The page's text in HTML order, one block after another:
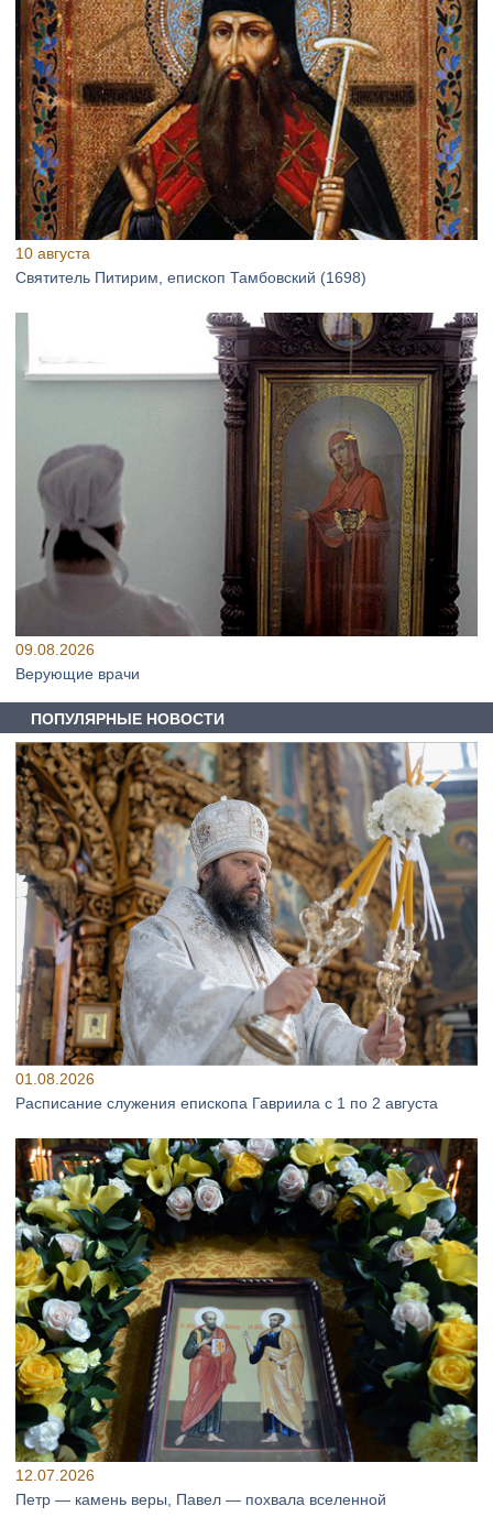
10 августа
Святитель Питирим, епископ Тамбовский (1698)
09.08.2026
Верующие врачи
ПОПУЛЯРНЫЕ НОВОСТИ
01.08.2026
Расписание служения епископа Гавриила с 1 по 2 августа
12.07.2026
Петр — камень веры, Павел — похвала вселенной